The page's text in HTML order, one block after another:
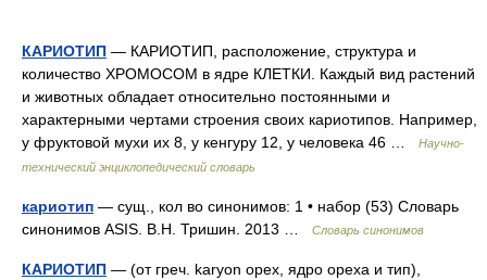
КАРИОТИП — КАРИОТИП, расположение, структура и
количество ХРОМОСОМ в ядре КЛЕТКИ. Каждый вид растений
и животных обладает относительно постоянными и
характерными чертами строения своих кариотипов. Например,
у фруктовой мухи их 8, у кенгуру 12, у человека 46 …
Научно-
технический энциклопедический словарь
кариотип — сущ., кол во синонимов: 1 • набор (53) Словарь
синонимов ASIS. В.Н. Тришин. 2013 …
Словарь синонимов
КАРИОТИП — (от греч. karyon орех, ядро ореха и тип),